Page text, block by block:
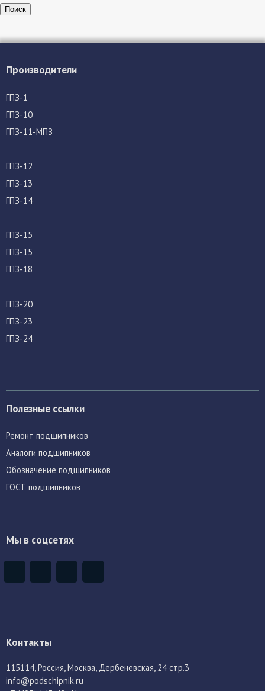
Поиск
Производители
ГПЗ-1
ГПЗ-10
ГПЗ-11-МПЗ
ГПЗ-12
ГПЗ-13
ГПЗ-14
ГПЗ-15
ГПЗ-15
ГПЗ-18
ГПЗ-20
ГПЗ-23
ГПЗ-24
Полезные ссылки
Ремонт подшипников
Аналоги подшипников
Обозначение подшипников
ГОСТ подшипников
Мы в соцсетях
Контакты
115114 , Россия, Москва, Дербеневская, 24 стр.3
info@podschipnik.ru